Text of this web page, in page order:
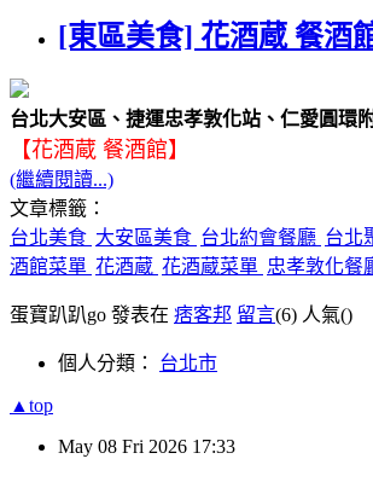
[東區美食] 花酒蔵 餐酒
台北大安區、捷運忠孝敦化站、仁愛圓環
【花酒蔵 餐酒館】
(繼續閱讀...)
文章標籤：
台北美食 大安區美食 台北約會餐廳 台北
酒館菜單 花酒蔵 花酒蔵菜單 忠孝敦化餐
蛋寶趴趴go 發表在 痞客邦 留言(6) 人氣()
個人分類： 台北市
▲top
May 08 Fri 2026 17:33